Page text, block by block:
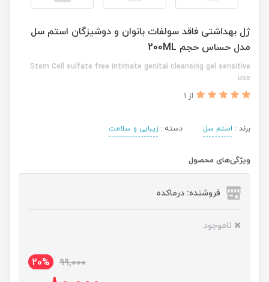
ژل بهداشتی فاقد سولفات بانوان و دوشیزگان استم سل
مدل حساس حجم 200ML
Stem Cell sulfate free intimate genital cleansing gel sensitive
use
از 1
برند : استم سل دسته : زیبایی و سلامت
ویژگی‌های محصول
فروشنده: درماکده
ناموجود
99,000
20%